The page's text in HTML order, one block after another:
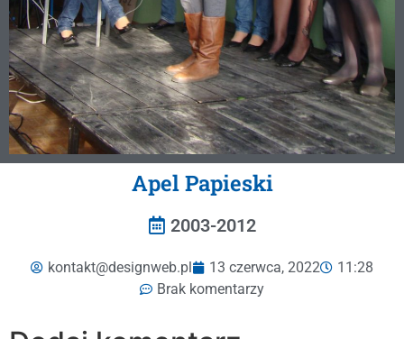
Apel Papieski
2003-2012
kontakt@designweb.pl 13 czerwca, 2022
11:28
Brak komentarzy